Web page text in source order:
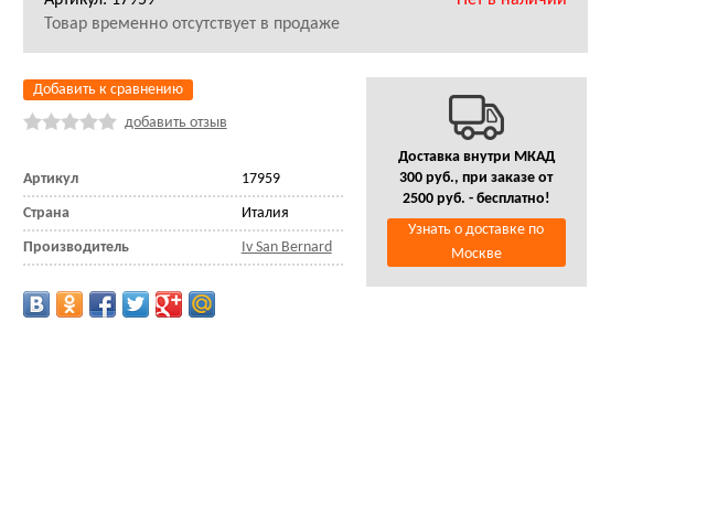
Товар временно отсутствует в продаже
Добавить к сравнению
добавить отзыв
Артикул 17959
Страна Италия
Производитель Iv San Bernard
Доставка внутри МКАД
300 руб., при заказе от
2500 руб. - бесплатно!
Узнать о доставке по
Москве